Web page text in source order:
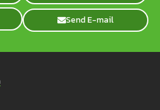
Send E-mail